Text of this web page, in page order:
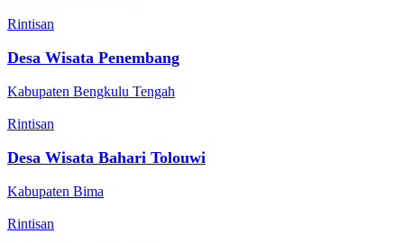
Rintisan
Desa Wisata Penembang
Kabupaten Bengkulu Tengah
Rintisan
Desa Wisata Bahari Tolouwi
Kabupaten Bima
Rintisan